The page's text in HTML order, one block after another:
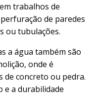
trabalhos de
de paredes
ou tubulações.
a água também são
onde é
concreto ou pedra.
e a durabilidade